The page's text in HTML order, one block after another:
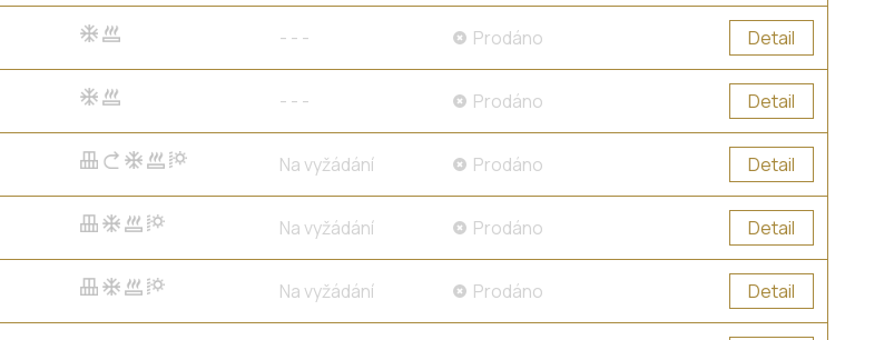
- - - Prodáno Detail
- - - Prodáno Detail
Na vyžádání Prodáno Detail
Na vyžádání Prodáno Detail
Na vyžádání Prodáno Detail